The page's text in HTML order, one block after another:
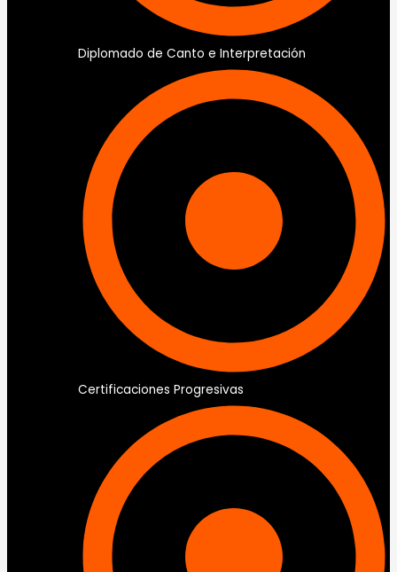
Diplomado de Canto e Interpretación
Certificaciones Progresivas